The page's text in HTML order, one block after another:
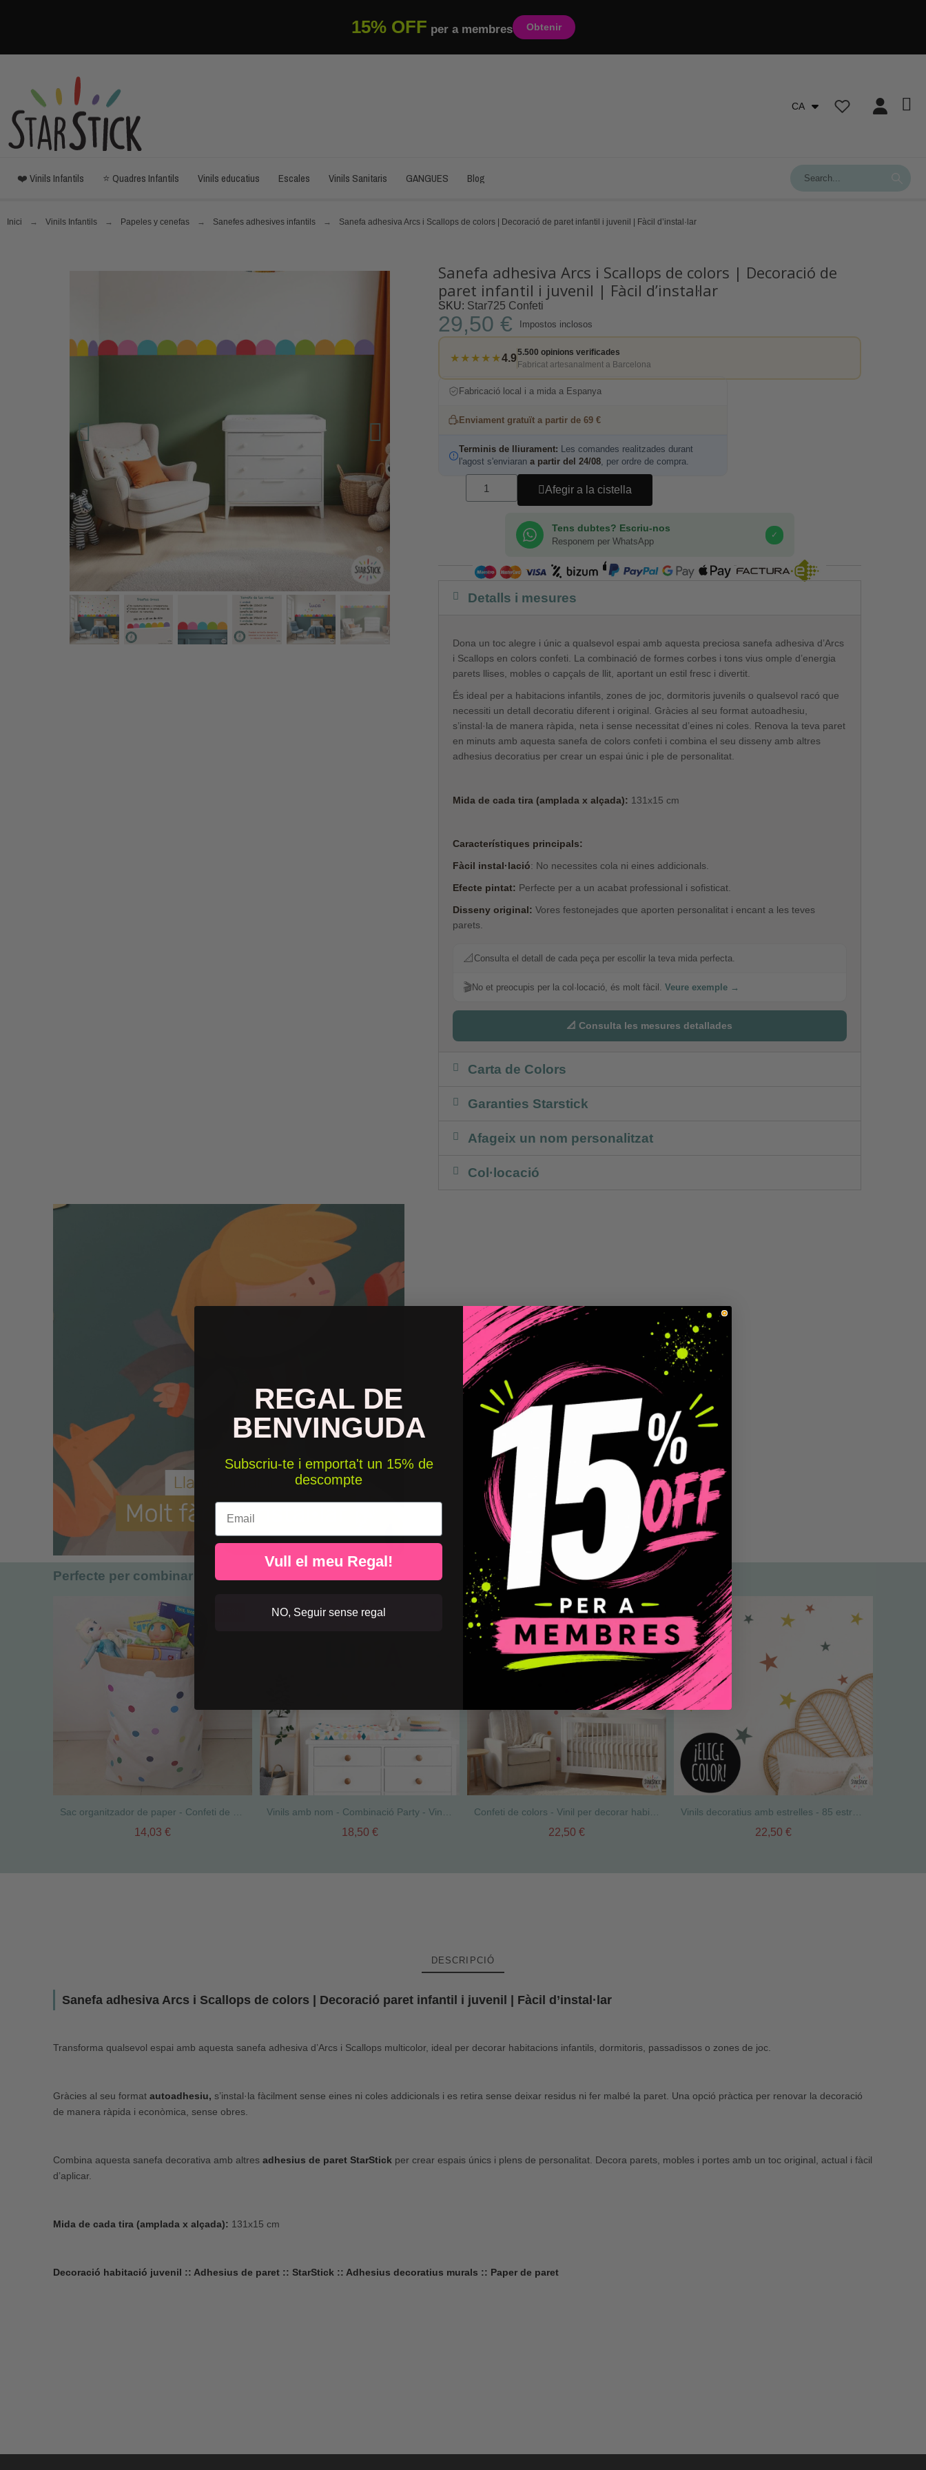
15% OFF per a membres Obtenir
CA
❤️ Vinils Infantils ⭐ Quadres Infantils Vinils educatius Escales Vinils Sanitaris GANGUES Blog
Inici Vinils Infantils Papeles y cenefas Sanefes adhesives infantils Sanefa adhesiva Arcs i Scallops de colors | Decoració de paret infantil i juvenil | Fàcil d’instal·lar
Sanefa adhesiva Arcs i Scallops de colors | Decoració de
paret infantil i juvenil | Fàcil d’instal·lar
SKU Star725 Confeti
29,50 € Impostos inclosos
★★★★★4.9
5.500 opinions verificades
Fabricat artesanalment a Barcelona
Fabricació local i a mida a Espanya
Enviament gratuït a partir de 69 €
Terminis de lliurament: Les comandes realitzades durant
l'agost s'enviaran a partir del 24/08, per ordre de compra.
Afegir a la cistella
Tens dubtes? Escriu-nos
Responem per WhatsApp
✓
COMPRA SEGURA
Detalls i mesures
Dona un toc alegre i únic a qualsevol espai amb aquesta preciosa sanefa adhesiva d’Arcs
i Scallops en colors confeti. La combinació de formes corbes i tons vius omple d’energia
parets llises, mobles o capçals de llit, aportant un estil fresc i divertit.
És ideal per a habitacions infantils, zones de joc, dormitoris juvenils o qualsevol racó que
necessiti un detall decoratiu diferent i original. Gràcies al seu format autoadhesiu,
s’instal·la de manera ràpida, neta i sense necessitat d’eines ni coles. Renova la teva paret
en minuts amb aquesta sanefa de colors confeti i combina el seu disseny amb altres
adhesius decoratius per crear un espai únic i ple de personalitat.
Mida de cada tira (amplada x alçada): 131x15 cm
Característiques principals:
Fàcil instal·lació: No necessites cola ni eines addicionals.
Efecte pintat: Perfecte per a un acabat professional i sofisticat.
Disseny original: Vores festonejades que aporten personalitat i encant a les teves
parets.
📐 Consulta el detall de cada peça per escollir la teva mida perfecta.
🎬No et preocupis per la col·locació, és molt fàcil. Veure exemple →
📐 Consulta les mesures detallades
Carta de Colors
Garanties Starstick
Afageix un nom personalitzat
Col·locació
Perfecte per combinar
14,03 € 18,50 € 22,50 € 22,50 €
DESCRIPCIÓ
Sanefa adhesiva Arcs i Scallops de colors | Decoració paret infantil i juvenil | Fàcil d’instal·lar
Transforma qualsevol espai amb aquesta sanefa adhesiva d’Arcs i Scallops multicolor, ideal per decorar habitacions infantils, dormitoris, passadissos o zones de joc.
Gràcies al seu format autoadhesiu, s’instal·la fàcilment sense eines ni coles addicionals i es retira sense deixar residus ni fer malbé la paret. Una opció pràctica per renovar la decoració
de manera ràpida i econòmica, sense obres.
Combina aquesta sanefa decorativa amb altresadhesius de paret StarStick per crear espais únics i plens de personalitat. Decora parets, mobles i portes amb un toc original, actual i fàcil
d’aplicar.
Mida de cada tira (amplada x alçada): 131x15 cm
Decoració habitació juvenil :: Adhesius de paret :: StarStick :: Adhesius decoratius murals :: Paper de paret
REGAL DE
BENVINGUDA
Subscriu-te i emporta't un 15% de
descompte
Email
Vull el meu Regal!
NO, Seguir sense regal